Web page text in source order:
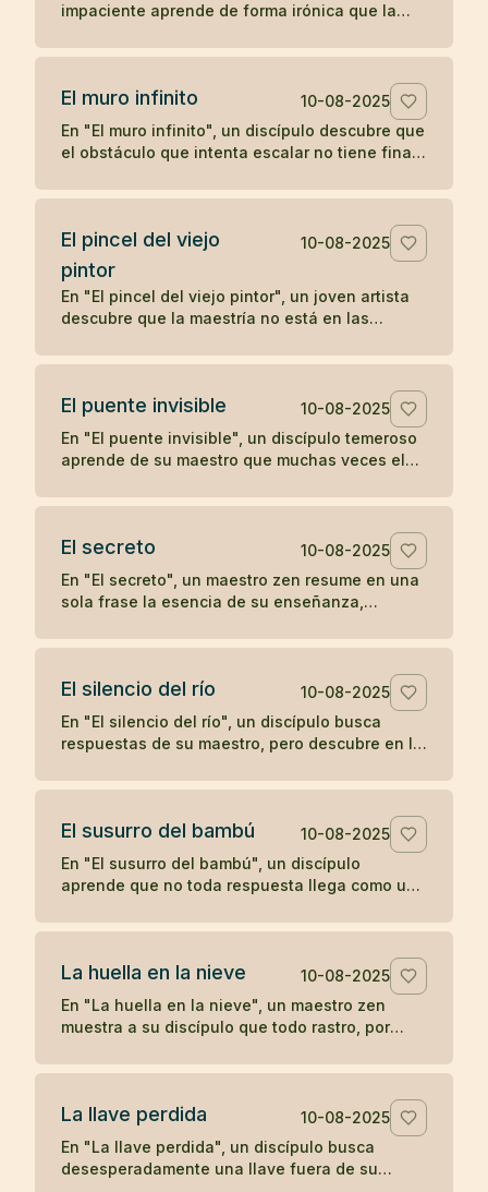
impaciente aprende de forma irónica que la
enseñanza zen sobre la paciencia y la espera.
El muro infinito
10-08-2025
En "El muro infinito", un discípulo descubre que
el obstáculo que intenta escalar no tiene final,
necesitaba superarlo.
El pincel del viejo
pintor
10-08-2025
En "El pincel del viejo pintor", un joven artista
descubre que la maestría no está en las
quien las utiliza, aprendiendo una lección zen
El puente invisible
10-08-2025
En "El puente invisible", un discípulo temeroso
aprende de su maestro que muchas veces el
podamos verlo, y que el primer paso es lo que
El secreto
10-08-2025
En "El secreto", un maestro zen resume en una
sola frase la esencia de su enseñanza,
El silencio del río
10-08-2025
En "El silencio del río", un discípulo busca
respuestas de su maestro, pero descubre en la
aprendizaje ocurre cuando las palabras se
El susurro del bambú
10-08-2025
En "El susurro del bambú", un discípulo
aprende que no toda respuesta llega como un
como un susurro que hay que saber escuchar.
La huella en la nieve
10-08-2025
En "La huella en la nieve", un maestro zen
muestra a su discípulo que todo rastro, por
tiempo, enseñando sobre la impermanencia y
La llave perdida
10-08-2025
En "La llave perdida", un discípulo busca
desesperadamente una llave fuera de su